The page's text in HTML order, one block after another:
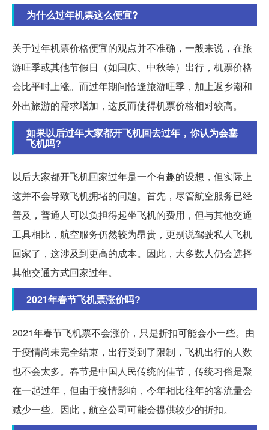
为什么过年机票这么便宜?
关于过年机票价格便宜的观点并不准确，一般来说，在旅
游旺季或其他节假日（如国庆、中秋等）出行，机票价格
会比平时上涨。而过年期间恰逢旅游旺季，加上返乡潮和
外出旅游的需求增加，这反而使得机票价格相对较高。
如果以后过年大家都开飞机回去过年，你认为会塞
飞机吗?
以后大家都开飞机回家过年是一个有趣的设想，但实际上
这并不会导致飞机拥堵的问题。首先，尽管航空服务已经
普及，普通人可以负担得起坐飞机的费用，但与其他交通
工具相比，航空服务仍然较为昂贵，更别说驾驶私人飞机
回家了，这涉及到更高的成本。因此，大多数人仍会选择
其他交通方式回家过年。
2021年春节飞机票涨价吗?
2021年春节飞机票不会涨价，只是折扣可能会小一些。由
于疫情尚未完全结束，出行受到了限制，飞机出行的人数
也不会太多。春节是中国人民传统的佳节，传统习俗是聚
在一起过年，但由于疫情影响，今年相比往年的客流量会
减少一些。因此，航空公司可能会提供较少的折扣。